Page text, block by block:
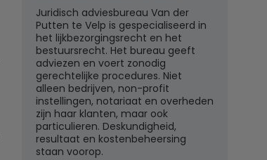
Juridisch adviesbureau Van der
Putten te Velp is gespecialiseerd in
het lijkbezorgingsrecht en het
bestuursrecht. Het bureau geeft
adviezen en voert zonodig
gerechtelijke procedures. Niet
alleen bedrijven, non-profit
instellingen, notariaat en overheden
zijn haar klanten, maar ook
particulieren. Deskundigheid,
resultaat en kostenbeheersing
staan voorop.